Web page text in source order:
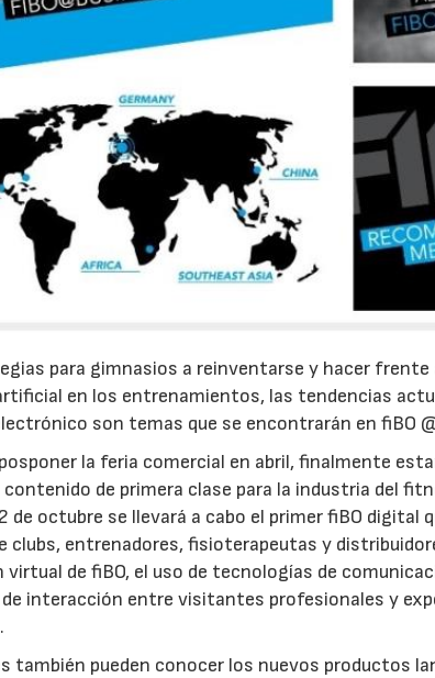
para gimnasios a reinventarse y hacer frente
en los entrenamientos, las tendencias
son temas que se encontrarán en fiBO
la feria comercial en abril, finalmente
de primera clase para la industria del
de octubre se llevará a cabo el primer fiBO
clubs, entrenadores, fisioterapeutas y
virtual de fiBO, el uso de tecnologías de
interacción entre visitantes profesionales y
también pueden conocer los nuevos productos
23/